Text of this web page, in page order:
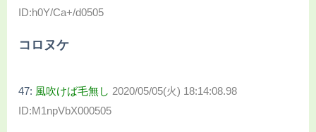
ID:h0Y/Ca+/d0505
コロヌケ
47: 風吹けば毛無し 2020/05/05(火) 18:14:08.98
ID:M1npVbX000505